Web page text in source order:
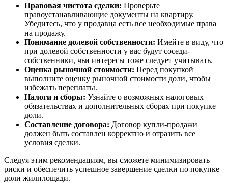
Правовая чистота сделки: Проверьте
правоустанавливающие документы на квартиру.
Убедитесь, что у продавца есть все необходимые права
на продажу.
Понимание долевой собственности: Имейте в виду, что
при долевой собственности у вас будут соседи-
собственники, чьи интересы тоже следует учитывать.
Оценка рыночной стоимости: Перед покупкой
выполните оценку рыночной стоимости доли, чтобы
избежать переплаты.
Налоги и сборы: Узнайте о возможных налоговых
обязательствах и дополнительных сборах при покупке
доли.
Составление договора: Договор купли-продажи
должен быть составлен корректно и отразить все
условия сделки.
Следуя этим рекомендациям, вы сможете минимизировать
риски и обеспечить успешное завершение сделки по покупке
доли жилплощади.